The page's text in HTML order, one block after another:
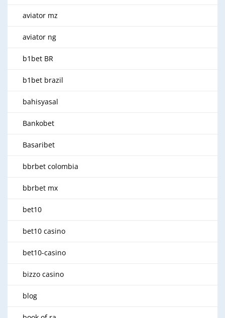
aviator mz
aviator ng
b1bet BR
b1bet brazil
bahisyasal
Bankobet
Basaribet
bbrbet colombia
bbrbet mx
bet10
bet10 casino
bet10-casino
bizzo casino
blog